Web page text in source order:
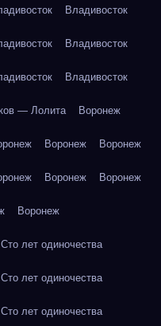
Владивосток
Владивосток
Владивосток
— Лолита Воронеж
Воронеж Воронеж
Воронеж Воронеж
Воронеж
лет одиночества
лет одиночества
лет одиночества